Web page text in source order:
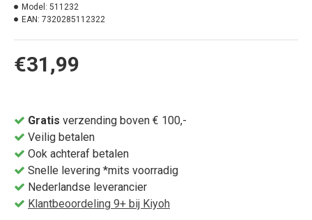
€31,99
Model: 511232
EAN: 7320285112322
Gratis verzending boven € 100,-
Veilig betalen
Ook achteraf betalen
Snelle levering *mits voorradig
Nederlandse leverancier
Klantbeoordeling 9+ bij Kiyoh